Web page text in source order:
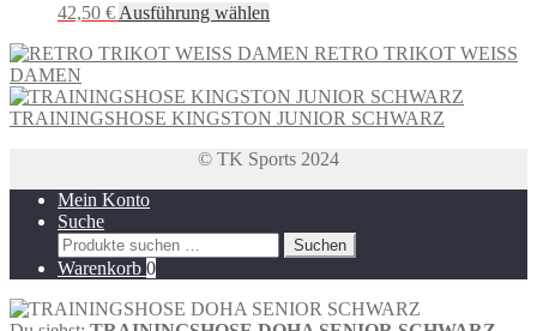
können
auf
Produktseite
gewählt
42,50 € Ausführung wählen
weist
Varianten
auf.
Optionen
Produktseite
RETRO TRIKOT WEISS
DAMEN
TRAININGSHOSE KINGSTON JUNIOR SCHWARZ
© TK Sports 2024
Mein Konto
Suche
Suchen
nach:
Suchen
Warenkorb 0